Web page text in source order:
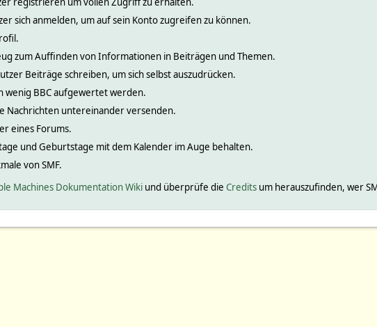
sich anmelden, um auf sein Konto zugreifen zu können.
zum Auffinden von Informationen in Beiträgen und Themen.
Beiträge schreiben, um sich selbst auszudrücken.
wenig BBC aufgewertet werden.
Nachrichten untereinander versenden.
eines Forums.
und Geburtstage mit dem Kalender im Auge behalten.
von SMF.
Machines Dokumentation Wikiund überprüfe die Creditsum herauszufinden, wer